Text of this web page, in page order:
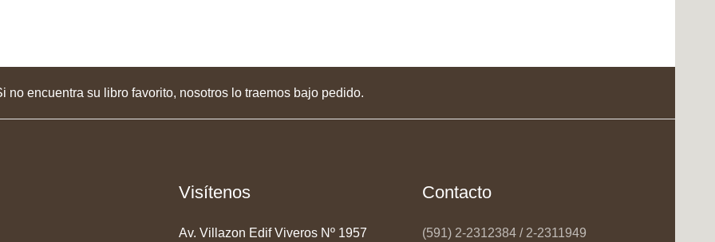
no encuentra su libro favorito, nosotros lo traemos bajo pedido.
Visítenos
Av. Villazon Edif Viveros Nº 1957
Contacto
(591) 2-2312384 / 2-2311949